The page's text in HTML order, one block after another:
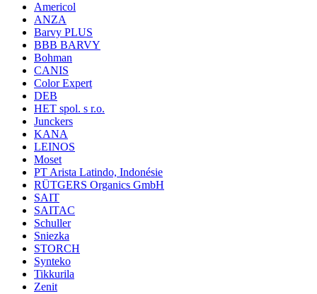
Americol
ANZA
Barvy PLUS
BBB BARVY
Bohman
CANIS
Color Expert
DEB
HET spol. s r.o.
Junckers
KANA
LEINOS
Moset
PT Arista Latindo, Indonésie
RÜTGERS Organics GmbH
SAIT
SAITAC
Schuller
Sniezka
STORCH
Synteko
Tikkurila
Zenit